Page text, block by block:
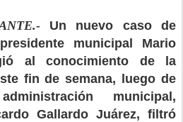
Un nuevo caso de
municipal Mario
al conocimiento de la
fin de semana, luego de
municipal,
Gallardo Juárez, filtró